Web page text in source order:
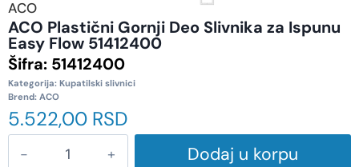
ACO
ACO Plastični Gornji Deo Slivnika za Ispunu
Easy Flow 51412400
Šifra: 51412400
Kategorija: Kupatilski slivnici
Brend: ACO
5.522,00 RSD
Dodaj u korpu